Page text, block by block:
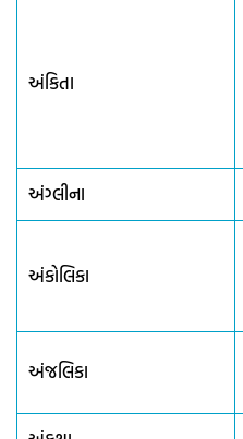
અંકિતા
અંગ્લીના
અંકોલિકા
અંજલિકા